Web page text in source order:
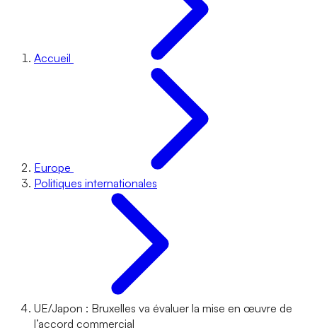
Accueil
Europe
Politiques internationales
UE/Japon : Bruxelles va évaluer la mise en œuvre de
l’accord commercial